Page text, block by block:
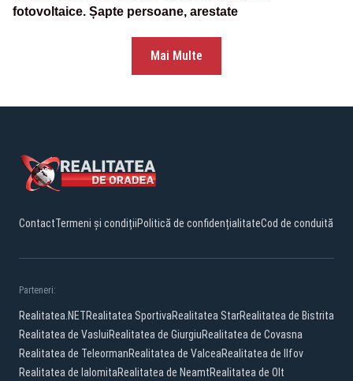
fotovoltaice. Șapte persoane, arestate
Mai Multe
ContactTermeni și condițiiPolitică de confidențialitateCod de conduită
Parteneri:
Realitatea.NETRealitatea SportivaRealitatea StarRealitatea de Bistrita
Realitatea de VasluiRealitatea de GiurgiuRealitatea de Covasna
Realitatea de TeleormanRealitatea de ValceaRealitatea de Ilfov
Realitatea de IalomitaRealitatea de NeamtRealitatea de Olt